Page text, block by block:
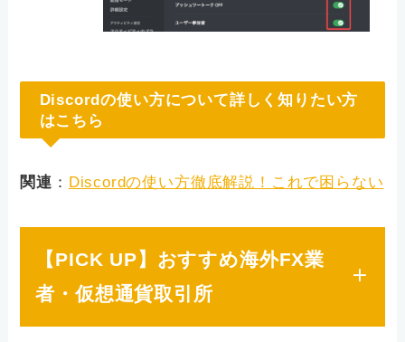
Discordの使い方について詳しく知りたい方
はこちら
関連 ： Discordの使い方徹底解説！これで困らない
【PICK UP】おすすめ海外FX業
者・仮想通貨取引所